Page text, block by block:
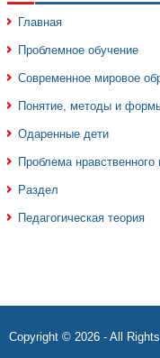
Главная
Проблемное обучение
Современное мировое
Понятие, методы и
Одаренные дети
Проблема нравственного
Раздел
Педагогическая теория
Copyright © 2026 - All